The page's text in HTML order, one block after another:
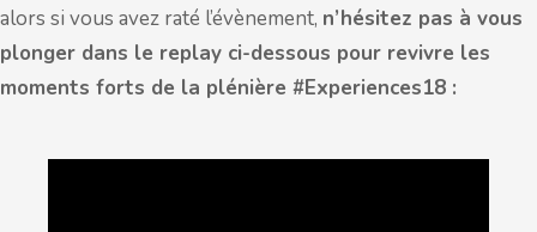
alors si vous avez raté l’évènement, n’hésitez pas à vous
plonger dans le replay ci-dessous pour revivre les
moments forts de la plénière #Experiences18 :